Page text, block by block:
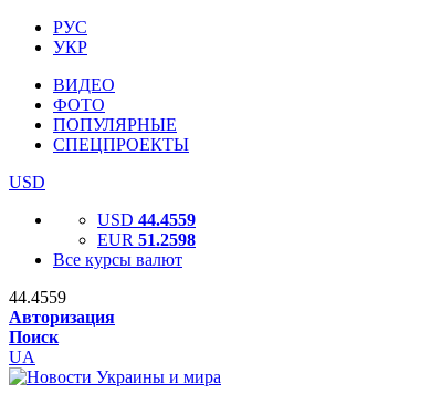
РУС
УКР
ВИДЕО
ФОТО
ПОПУЛЯРНЫЕ
СПЕЦПРОЕКТЫ
USD
USD 44.4559
EUR 51.2598
Все курсы валют
44.4559
Авторизация
Поиск
UA